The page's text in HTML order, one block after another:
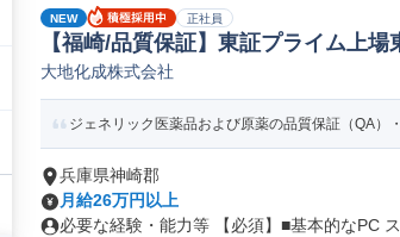
NEW 正社員
【福崎/品質保証】東証プライム上
大地化成株式会社
ジェネリック医薬品および原薬の品質保証（QA）
兵庫県神崎郡
月給26万円以上
必要な経験・能力等 【必須】■基本的なPC